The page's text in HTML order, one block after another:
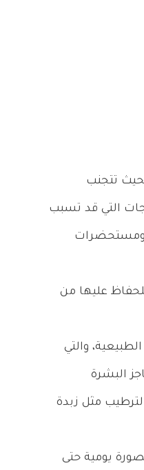
تتجنب
التي قد تسبب
ومستحضرات
عليها من
والتي
البشرة
مثل زبدة
يومية حتى